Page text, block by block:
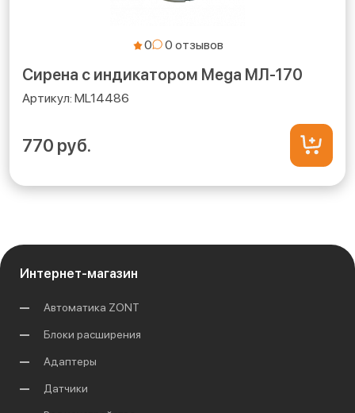
0
Сирена с индикатором Mega МЛ-170
ML14486
770 руб.
Интернет-магазин
Автоматика ZONT
Блоки расширения
Адаптеры
Датчики